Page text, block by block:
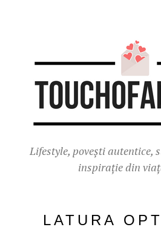
Lifestyle, povești autentice,
inspirație din
LATURA